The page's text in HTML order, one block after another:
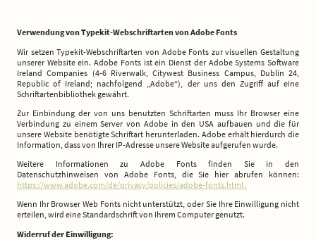
Verwendung von Typekit-Webschriftarten von Adobe Fonts
Wir setzen Typekit-Webschriftarten von Adobe Fonts zur visuellen Gestaltung
unserer Website ein. Adobe Fonts ist ein Dienst der Adobe Systems Software
Ireland Companies (4-6 Riverwalk, Citywest Business Campus, Dublin 24,
Republic of Ireland; nachfolgend „Adobe“), der uns den Zugriff auf eine
Schriftartenbibliothek gewährt.
Zur Einbindung der von uns benutzten Schriftarten muss Ihr Browser eine
Verbindung zu einem Server von Adobe in den USA aufbauen und die für
unsere Website benötigte Schriftart herunterladen. Adobe erhält hierdurch die
Information, dass von Ihrer IP-Adresse unsere Website aufgerufen wurde.
Weitere Informationen zu Adobe Fonts finden Sie in den
Datenschutzhinweisen von Adobe Fonts, die Sie hier abrufen können:
https://www.adobe.com/de/privacy/policies/adobe-fonts.html .
Wenn Ihr Browser Web Fonts nicht unterstützt, oder Sie Ihre Einwilligung nicht
erteilen, wird eine Standardschrift von Ihrem Computer genutzt.
Widerruf der Einwilligung: